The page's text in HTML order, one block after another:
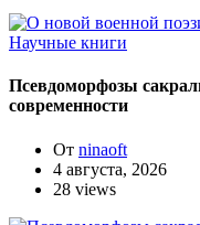
Научные книги
Псевдоморфозы
современности
От ninaoft
4 августа, 2026
28 views